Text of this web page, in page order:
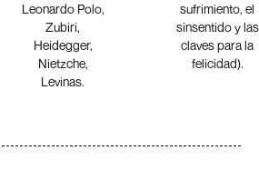
Leonardo Polo,
Zubiri,
Heidegger,
Nietzche,
Levinas.
sufrimiento, el
sinsentido y las
claves para la
felicidad).